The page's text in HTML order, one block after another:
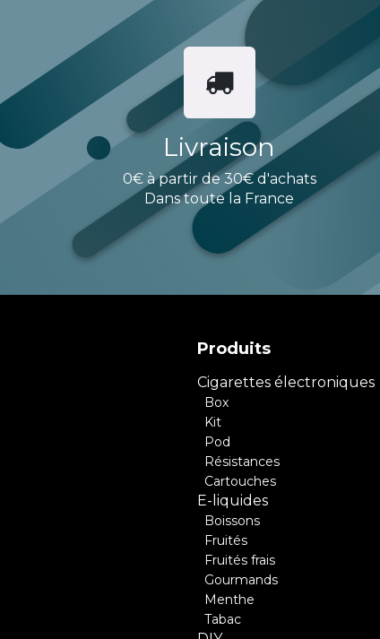
Livraison
0€ à partir de 30€ d'achats
Dans toute la France
Produits
Cigarettes électroniques
Box
Kit
Pod
Résistances
Cartouches
E-liquides
Boissons
Fruités
Fruités frais
Gourmands
Menthe
Tabac